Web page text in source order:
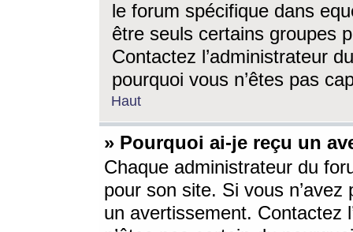
le forum spécifique dans
être seuls certains groupes
Contactez l’administrateur
pourquoi vous n’êtes pas
Haut
» Pourquoi ai-je reçu un
Chaque administrateur du
pour son site. Si vous
un avertissement. Contactez